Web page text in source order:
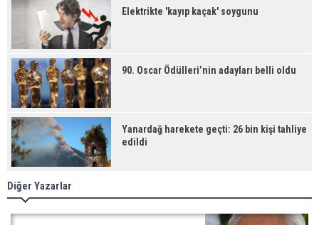
Elektrikte 'kayıp kaçak' soygunu
90. Oscar Ödülleri’nin adayları belli oldu
Yanardağ harekete geçti: 26 bin kişi tahliye
edildi
Diğer Yazarlar